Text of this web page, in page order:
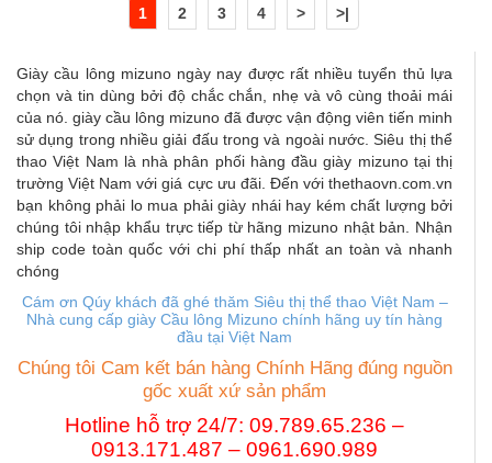
1 2 3 4 > >|
Giày cầu lông mizuno ngày nay được rất nhiều tuyển thủ lựa
chọn và tin dùng bởi độ chắc chắn, nhẹ và vô cùng thoải mái
của nó. giày cầu lông mizuno đã được vận động viên tiến minh
sử dụng trong nhiều giải đấu trong và ngoài nước. Siêu thị thể
thao Việt Nam là nhà phân phối hàng đầu giày mizuno tại thị
trường Việt Nam với giá cực ưu đãi. Đến với thethaovn.com.vn
bạn không phải lo mua phải giày nhái hay kém chất lượng bởi
chúng tôi nhập khẩu trực tiếp từ hãng mizuno nhật bản. Nhận
ship code toàn quốc với chi phí thấp nhất an toàn và nhanh
chóng
Cám ơn Qúy khách đã ghé thăm Siêu thị thể thao Việt Nam –
Nhà cung cấp giày Cầu lông Mizuno chính hãng uy tín hàng
đầu tại Việt Nam
Chúng tôi Cam kết bán hàng Chính Hãng đúng nguồn
gốc xuất xứ sản phẩm
Hotline hỗ trợ 24/7: 09.789.65.236 –
0913.171.487 – 0961.690.989